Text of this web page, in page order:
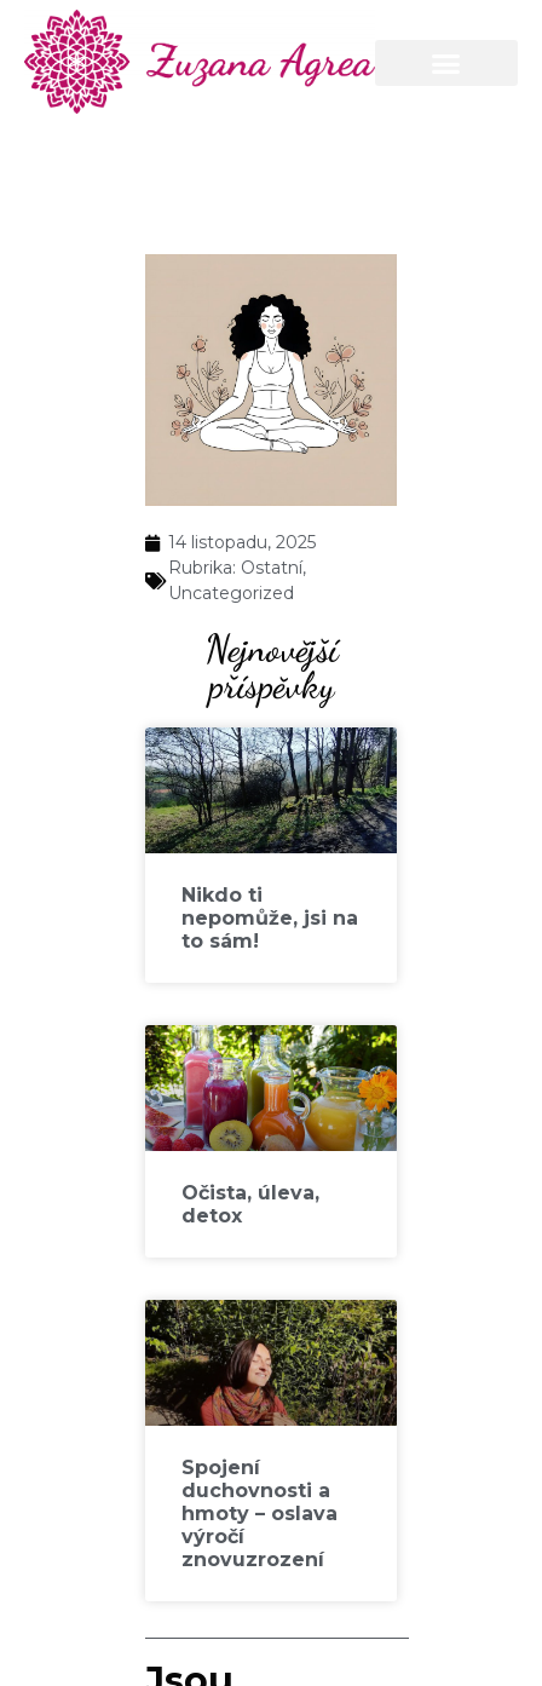
14 listopadu, 2025
Rubrika: Ostatní,
Uncategorized
Nejnovější
příspěvky
Nikdo ti
nepomůže, jsi na
to sám!
Očista, úleva,
detox
Spojení
duchovnosti a
hmoty – oslava
výročí
znovuzrození